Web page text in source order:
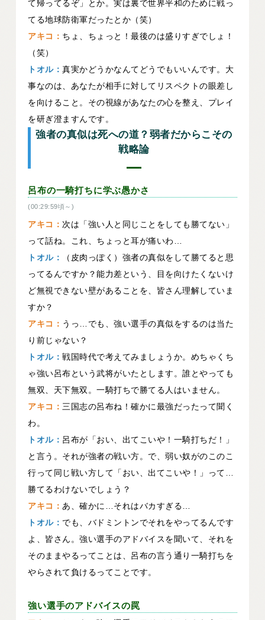
て帰ってるぞ」とか。実は裏で世界平和のために戦っ
てる地球防衛軍だったとか（笑）
アキコ： ちょ、ちょっと！最後のは盛りすぎでしょ！
（笑）
トオル：真実かどうかなんてどうでもいいんです。大
事なのは、あなたが相手に対してリスペクトの眼差し
を向けること。その視線があなたの心を整え、プレイ
を研ぎ澄ますんです。
強者の真似は死への道？弱者だからこその
戦略論
呂布の一騎打ちに学ぶ愚かさ
(00:29:59頃～)
アキコ： 次は「強い人と同じことをしても勝てない」
って話ね。これ、ちょっと耳が痛いわ…
トオル：
（皮肉っぽく）強者の真似をして勝てると思
ってるんですか？能力差という、目を向けたくないけ
ど無視できない壁があることを、皆さん理解していま
すか？
アキコ： うっ…でも、強い選手の真似をするのは当た
り前じゃない？
トオル：戦国時代で考えてみましょうか。めちゃくち
ゃ強い呂布という武将がいたとします。誰とやっても
無双、天下無双。一騎打ちで勝てる人はいません。
アキコ： 三国志の呂布ね！確かに最強だったって聞く
わ。
トオル： 呂布が「おい、出てこいや！一騎打ちだ！」
と言う。それが強者の戦い方。で、弱い奴がのこのこ
行って同じ戦い方して「おい、出てこいや！」って…
勝てるわけないでしょう？
アキコ： あ、確かに…それはバカすぎる…
トオル： でも、バドミントンでそれをやってるんです
よ、皆さん。強い選手のアドバイスを聞いて、それを
そのままやるってことは、呂布の言う通り一騎打ちを
やらされて負けるってことです。
強い選手のアドバイスの罠